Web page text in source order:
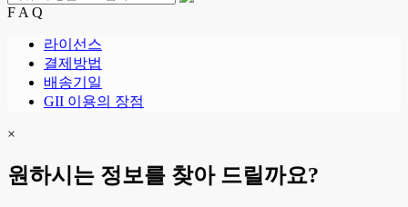
F A Q
라이선스
결제방법
배송기일
GII 이용의 장점
×
원하시는 정보를 찾아 드릴까요?